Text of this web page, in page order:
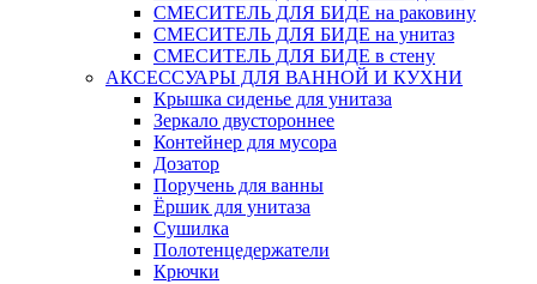
СМЕСИТЕЛЬ ДЛЯ БИДЕ на раковину
СМЕСИТЕЛЬ ДЛЯ БИДЕ на унитаз
СМЕСИТЕЛЬ ДЛЯ БИДЕ в стену
АКСЕССУАРЫ ДЛЯ ВАННОЙ И КУХНИ
Крышка сиденье для унитаза
Зеркало двустороннее
Контейнер для мусора
Дозатор
Поручень для ванны
Ёршик для унитаза
Сушилка
Полотенцедержатели
Крючки